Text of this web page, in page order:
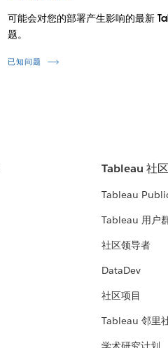
可能会对您的部署产生影响的最新
题。
已知问题
Tableau 社区
Tableau
Tableau 用户
社区领导者
DataDev
社区项目
Tableau 邻里